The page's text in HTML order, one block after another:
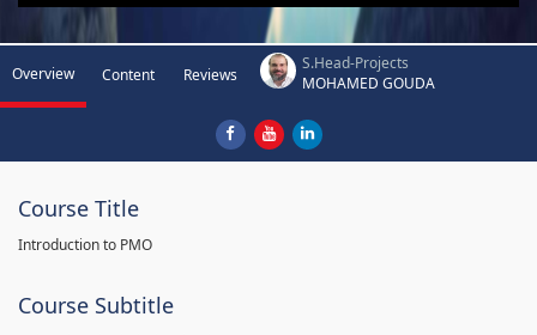
Overview Content Reviews
S.Head-Projects
MOHAMED GOUDA
Course Title
Introduction to PMO
Course Subtitle